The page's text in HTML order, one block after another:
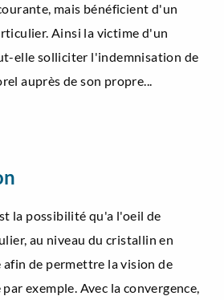
mais bénéficient d'un
Ainsi la victime d'un
elle solliciter l'indemnisation de
auprès de son propre...
la possibilité qu'a l'oeil de
au niveau du cristallin en
de permettre la vision de
exemple. Avec la convergence,